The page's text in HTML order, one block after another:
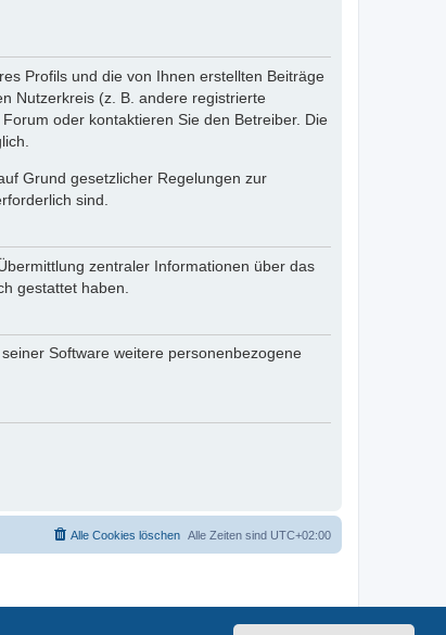
Profils und die von Ihnen erstellten Beiträge
Nutzerkreis (z. B. andere registrierte
oder kontaktieren Sie den Betreiber. Die
Grund gesetzlicher Regelungen zur
sind.
zentraler Informationen über das
gestattet haben.
Software weitere personenbezogene
Alle Zeiten sind UTC+02:00
Alle Cookies löschen